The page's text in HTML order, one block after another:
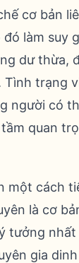
cơ bản
làm suy
dư thừa,
trạng
người có
quan
một cách
là cơ
tưởng
gia